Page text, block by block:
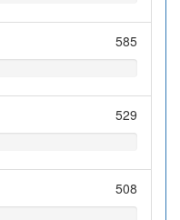
585
529
508